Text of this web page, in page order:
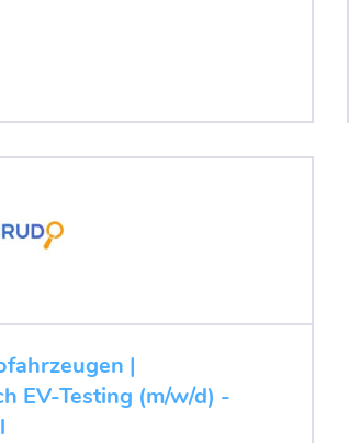
|
EV-Testing (m/w/d) -